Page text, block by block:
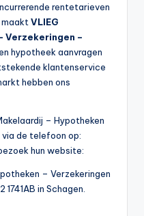
rentetarieven
VLIEG
Verzekeringen –
hypotheek aanvragen
klantenservice
hebben ons
– Hypotheken
via de telefoon op:
hun website:
– Verzekeringen
in Schagen.